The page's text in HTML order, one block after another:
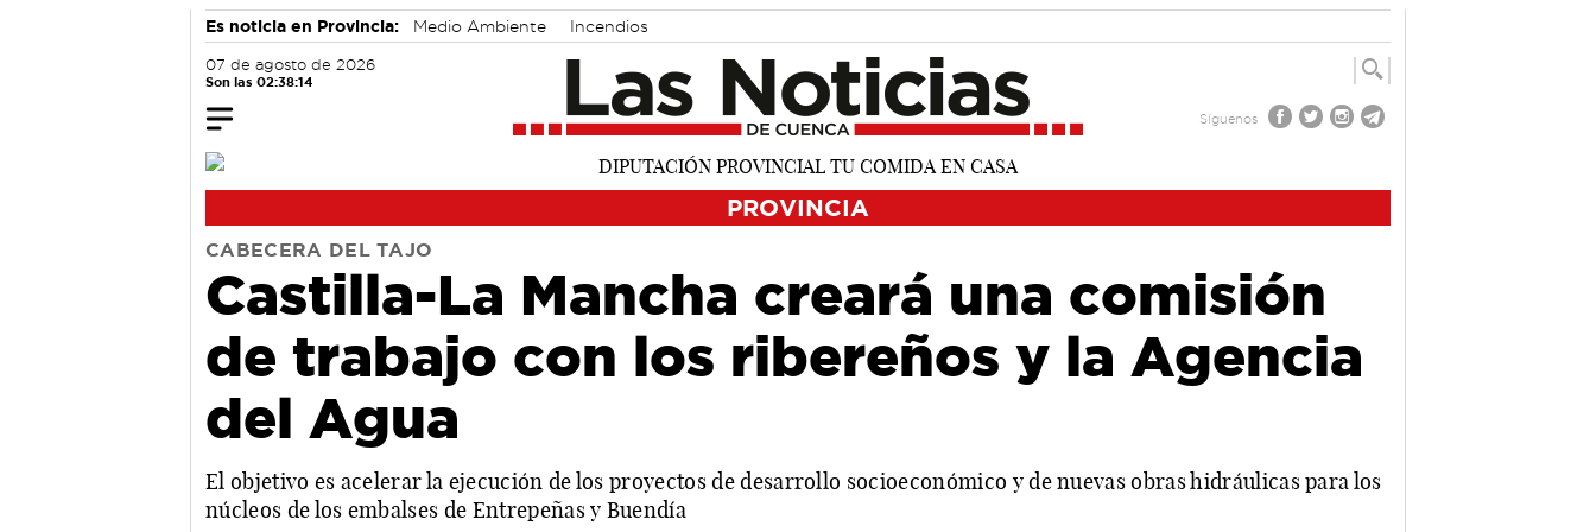
Es noticia en Provincia: Medio Ambiente Incendios
07 de agosto de 2026
Son las 02:38:15
Síguenos
PROVINCIA
CABECERA DEL TAJO
Castilla-La Mancha creará una comisión
de trabajo con los ribereños y la Agencia
del Agua
El objetivo es acelerar la ejecución de los proyectos de desarrollo socioeconómico y de nuevas obras hidráulicas para los
núcleos de los embalses de Entrepeñas y Buendía